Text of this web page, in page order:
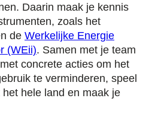
Daarin maak je kennis
zoals het
de Werkelijke Energie
(WEii). Samen met je team
concrete acties om het
te verminderen, speel
hele land en maak je